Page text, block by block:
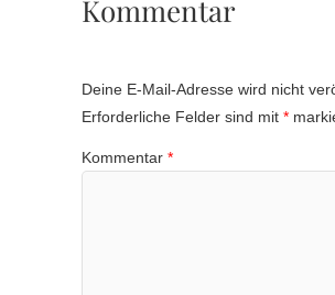
Kommentar
Deine E-Mail-Adresse wird nicht
Erforderliche Felder sind mit *
Kommentar *